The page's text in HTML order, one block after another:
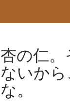
杏の仁
ないか
な。